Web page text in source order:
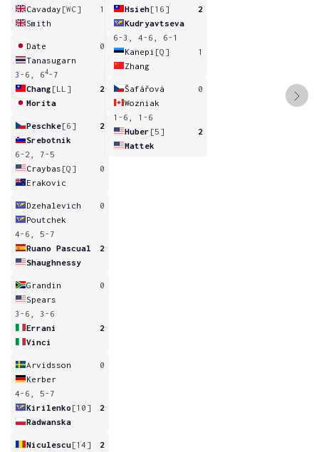
Cavaday [WC]
1
Smith
Date
0
Tanasugarn
3-6, 64-7
Chang [LL]
2
Morita
Peschke[6]
2
Srebotnik
6-2, 7-5
Craybas [Q]
0
Erakovic
Dzehalevich
0
Poutchek
4-6, 5-7
Ruano Pascual
2
Shaughnessy
Grandin
0
Spears
3-6, 3-6
Errani
2
Vinci
Arvidsson
0
Kerber
4-6, 5-7
Kirilenko [10]
2
Radwanska
Niculescu[14] 2
Hsieh[16]
2
Kudryavtseva
6-3, 4-6, 6-1
Kanepi [Q]
1
Zhang
Šafářová
0
Wozniak
1-6, 1-6
Huber [5]
2
Mattek